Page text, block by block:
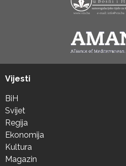
Vijesti
BiH
Svijet
Regija
Ekonomija
Kultura
Magazin